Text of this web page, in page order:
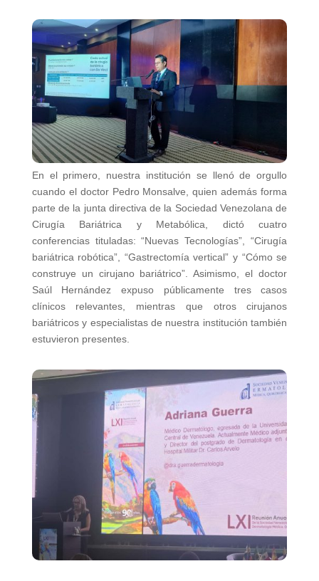
En el primero, nuestra institución se llenó de orgullo
cuando el doctor Pedro Monsalve, quien además forma
parte de la junta directiva de la Sociedad Venezolana de
Cirugía Bariátrica y Metabólica, dictó cuatro
conferencias tituladas: “Nuevas Tecnologías”, “Cirugía
bariátrica robótica”, “Gastrectomía vertical” y “Cómo se
construye un cirujano bariátrico”. Asimismo, el doctor
Saúl Hernández expuso públicamente tres casos
clínicos relevantes, mientras que otros cirujanos
bariátricos y especialistas de nuestra institución también
estuvieron presentes.